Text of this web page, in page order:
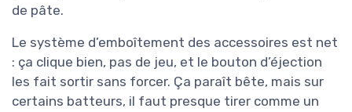
de pâte.
Le système d’emboîtement des accessoires est net
: ça clique bien, pas de jeu, et le bouton d’éjection
les fait sortir sans forcer. Ça paraît bête, mais sur
certains batteurs, il faut presque tirer comme un